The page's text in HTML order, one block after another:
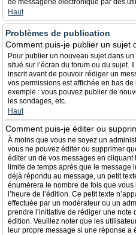
de messagerie électronique par des
Haut
Problèmes de publication
Comment puis-je publier un sujet
Pour publier un nouveau sujet dans
situé sur l’écran du forum ou du sujet.
inscrit avant de pouvoir rédiger un
vos permissions est affichée en bas de
exemple : vous pouvez publier de
les sondages, etc.
Haut
Comment puis-je éditer ou
À moins que vous ne soyez un
vous ne pouvez éditer ou supprimer
éditer un de vos messages en
limite de temps après que le message
déjà répondu au message, un petit
énumèrera le nombre de fois que vous
l’heure de l’édition. Ce petit texte
effectuée par un modérateur ou un
prendre l’initiative de rédiger une
édition. Veuillez noter que les
leur propre message si une réponse a